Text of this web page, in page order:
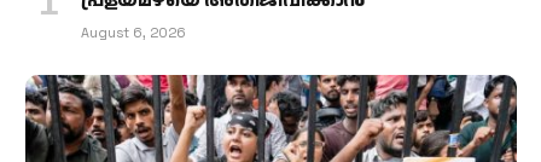
August 6, 2026